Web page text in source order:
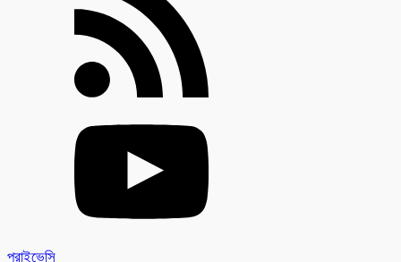
প্রাইভেসি